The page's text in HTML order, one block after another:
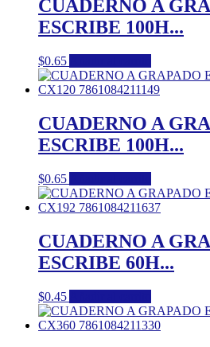
CUADERNO A
ESCRIBE 100H...
$0.65
CUADERNO A
ESCRIBE 100H...
$0.65
CUADERNO A
ESCRIBE 60H...
$0.45